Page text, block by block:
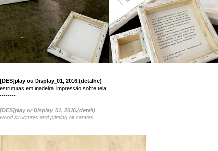
[DES]play ou Display_01, 2016.(detalhe)
estruturas em madeira, impressão sobre tela.
--------
[DES]play or Display_01, 2016.(detail)
wood structures and printing on canvas.